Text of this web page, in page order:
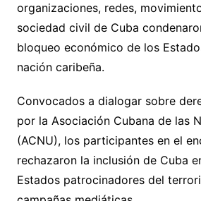
organizaciones, redes,
sociedad civil de Cuba
bloqueo económico de los
nación caribeña.
Convocados a dialogar sobre
por la Asociación Cubana de las
(ACNU), los participantes en el
rechazaron la inclusión de Cuba
Estados patrocinadores del